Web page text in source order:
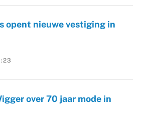
opent nieuwe vestiging in
over 70 jaar mode in